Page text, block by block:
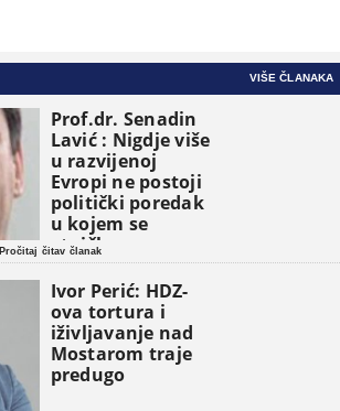
VIŠE ČLANAKA
Prof.dr. Senadin
Lavić : Nigdje više
u razvijenoj
Evropi ne postoji
politički poredak
u kojem se
etničke grupe
pojavljuju kao
osnovne
političke jedinice
Pročitaj čitav članak
Ivor Perić: HDZ-
ova tortura i
iživljavanje nad
Mostarom traje
predugo